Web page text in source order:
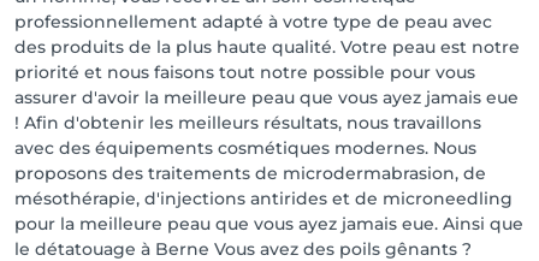
professionnellement adapté à votre type de peau avec
des produits de la plus haute qualité. Votre peau est notre
priorité et nous faisons tout notre possible pour vous
assurer d'avoir la meilleure peau que vous ayez jamais eue
! Afin d'obtenir les meilleurs résultats, nous travaillons
avec des équipements cosmétiques modernes. Nous
proposons des traitements de microdermabrasion, de
mésothérapie, d'injections antirides et de microneedling
pour la meilleure peau que vous ayez jamais eue. Ainsi que
le détatouage à Berne Vous avez des poils gênants ?